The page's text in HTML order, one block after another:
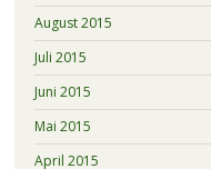
August 2015
Juli 2015
Juni 2015
Mai 2015
April 2015